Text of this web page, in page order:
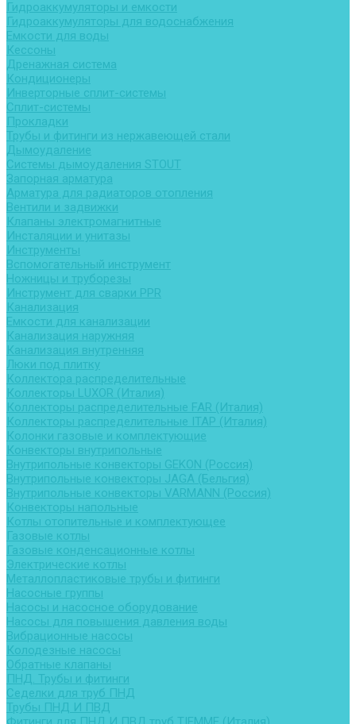
Гидроаккумуляторы и емкости
Гидроаккумуляторы для водоснабжения
Емкости для воды
Кессоны
Дренажная система
Кондиционеры
Инверторные сплит-системы
Сплит-системы
Прокладки
Трубы и фитинги из нержавеющей стали
Дымоудаление
Системы дымоудаления STOUT
Запорная арматура
Арматура для радиаторов отопления
Вентили и задвижки
Клапаны электромагнитные
Инсталяции и унитазы
Инструменты
Вспомогательный инструмент
Ножницы и труборезы
Инструмент для сварки PPR
Канализация
Емкости для канализации
Канализация наружняя
Канализация внутренняя
Люки под плитку
Коллектора распределительные
Коллекторы LUXOR (Италия)
Коллекторы распределительные FAR (Италия)
Коллекторы распределительные ITAP (Италия)
Колонки газовые и комплектующие
Конвекторы внутрипольные
Внутрипольные конвекторы GEKON (Россия)
Внутрипольные конвекторы JAGA (Бельгия)
Внутрипольные конвекторы VARMANN (Россия)
Конвекторы напольные
Котлы отопительные и комплектующее
Газовые котлы
Газовые конденсационные котлы
Электрические котлы
Металлопластиковые трубы и фитинги
Насосные группы
Насосы и насосное оборудование
Насосы для повышения давления воды
Вибрационные насосы
Колодезные насосы
Обратные клапаны
ПНД. Трубы и фитинги
Седелки для труб ПНД
Трубы ПНД И ПВД